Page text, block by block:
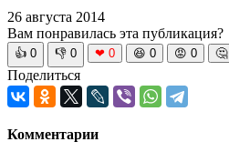
26 августа 2014
Вам понравилась эта публикация?
👍 0 👎 0 ❤ 0 😆 0 😡 0 🤔
Поделиться
Комментарии